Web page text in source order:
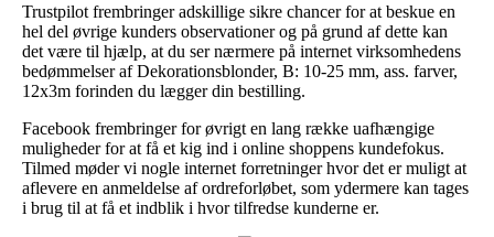
Trustpilot frembringer adskillige sikre chancer for at beskue en
hel del øvrige kunders observationer og på grund af dette kan
det være til hjælp, at du ser nærmere på internet virksomhedens
bedømmelser af Dekorationsblonder, B: 10-25 mm, ass. farver,
12x3m forinden du lægger din bestilling.
Facebook frembringer for øvrigt en lang række uafhængige
muligheder for at få et kig ind i online shoppens kundefokus.
Tilmed møder vi nogle internet forretninger hvor det er muligt at
aflevere en anmeldelse af ordreforløbet, som ydermere kan tages
i brug til at få et indblik i hvor tilfredse kunderne er.